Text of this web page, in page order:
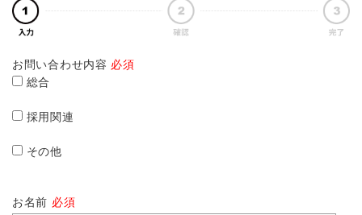
お問い合わせ内容 必須
総合
採用関連
その他
お名前 必須